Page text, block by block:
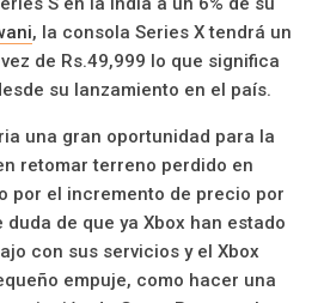
, la consola Series X tendrá un
de Rs.49,999 lo que significa
su lanzamiento en el país.
una gran oportunidad para la
retomar terreno perdido en
por el incremento de precio por
duda de que ya Xbox han estado
con sus servicios y el Xbox
empuje, como hacer una